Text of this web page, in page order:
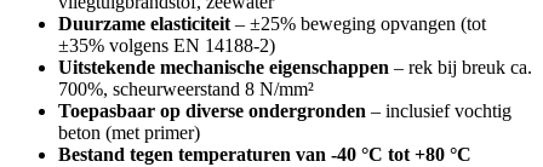
Duurzame elasticiteit– ±25% beweging opvangen (tot
±35% volgens EN 14188-2)
Uitstekende mechanische eigenschappen – rek bij breuk ca.
700%, scheurweerstand 8 N/mm²
Toepasbaar op diverse ondergronden – inclusief vochtig
beton (met primer)
Bestand tegen temperaturen van -40 °C tot +80 °C